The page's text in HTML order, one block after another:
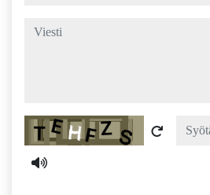
viesti
Captcha